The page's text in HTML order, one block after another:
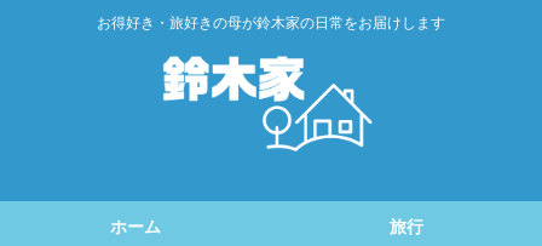
お得好き・旅好きの母が鈴木家の日常をお届けします
ホーム
旅行